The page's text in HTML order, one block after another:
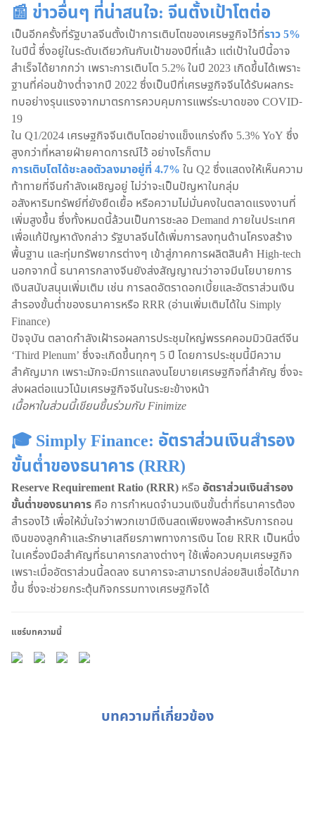
📰 ข่าวอื่นๆ ที่น่าสนใจ: จีนตั้งเป้าโตต่อ
เป็นอีกครั้งที่รัฐบาลจีนตั้งเป้าการเติบโตของเศรษฐกิจไว้ที่ราว 5%
ในปีนี้ ซึ่งอยู่ในระดับเดียวกันกับเป้าของปีที่แล้ว แต่เป้าในปีนี้อาจ
สำเร็จได้ยากกว่า เพราะการเติบโต 5.2% ในปี 2023 เกิดขึ้นได้เพราะ
ฐานที่ค่อนข้างต่ำจากปี 2022 ซึ่งเป็นปีที่เศรษฐกิจจีนได้รับผลกระ
ทบอย่างรุนแรงจากมาตรการควบคุมการแพร่ระบาดของ COVID-
19
ใน Q1/2024 เศรษฐกิจจีนเติบโตอย่างแข็งแกร่งถึง 5.3% YoY ซึ่ง
สูงกว่าที่หลายฝ่ายคาดการณ์ไว้ อย่างไรก็ตาม
การเติบโตได้ชะลอตัวลงมาอยู่ที่ 4.7% ใน Q2 ซึ่งแสดงให้เห็นความ
ท้าทายที่จีนกำลังเผชิญอยู่ ไม่ว่าจะเป็นปัญหาในกลุ่ม
อสังหาริมทรัพย์ที่ยังยืดเยื้อ หรือความไม่มั่นคงในตลาดแรงงานที่
เพิ่มสูงขึ้น ซึ่งทั้งหมดนี้ล้วนเป็นการชะลอ Demand ภายในประเทศ
เพื่อแก้ปัญหาดังกล่าว รัฐบาลจีนได้เพิ่มการลงทุนด้านโครงสร้าง
พื้นฐาน และทุ่มทรัพยากรต่างๆ เข้าสู่ภาคการผลิตสินค้า High-tech
นอกจากนี้ ธนาคารกลางจีนยังส่งสัญญาณว่าอาจมีนโยบายการ
เงินสนับสนุนเพิ่มเติม เช่น การลดอัตราดอกเบี้ยและอัตราส่วนเงิน
สำรองขั้นต่ำของธนาคารหรือ RRR (อ่านเพิ่มเติมได้ใน Simply
Finance)
ปัจจุบัน ตลาดกำลังเฝ้ารอผลการประชุมใหญ่พรรคคอมมิวนิสต์จีน
‘Third Plenum’ ซึ่งจะเกิดขึ้นทุกๆ 5 ปี โดยการประชุมนี้มีความ
สำคัญมาก เพราะมักจะมีการแถลงนโยบายเศรษฐกิจที่สำคัญ ซึ่งจะ
ส่งผลต่อแนวโน้มเศรษฐกิจจีนในระยะข้างหน้า
เนื้อหาในส่วนนี้เขียนขึ้นร่วมกับ Finimize
🎓 Simply Finance: อัตราส่วนเงินสำรอง
ขั้นต่ำของธนาคาร (RRR)
Reserve Requirement Ratio (RRR) หรือ อัตราส่วนเงินสำรอง
ขั้นต่ำของธนาคาร คือ การกำหนดจำนวนเงินขั้นต่ำที่ธนาคารต้อง
สำรองไว้ เพื่อให้มั่นใจว่าพวกเขามีเงินสดเพียงพอสำหรับการถอน
เงินของลูกค้าและรักษาเสถียรภาพทางการเงิน โดย RRR เป็นหนึ่ง
ในเครื่องมือสำคัญที่ธนาคารกลางต่างๆ ใช้เพื่อควบคุมเศรษฐกิจ
เพราะเมื่ออัตราส่วนนี้ลดลง ธนาคารจะสามารถปล่อยสินเชื่อได้มาก
ขึ้น ซึ่งจะช่วยกระตุ้นกิจกรรมทางเศรษฐกิจได้
แชร์บทความนี้
บทความที่เกี่ยวข้อง